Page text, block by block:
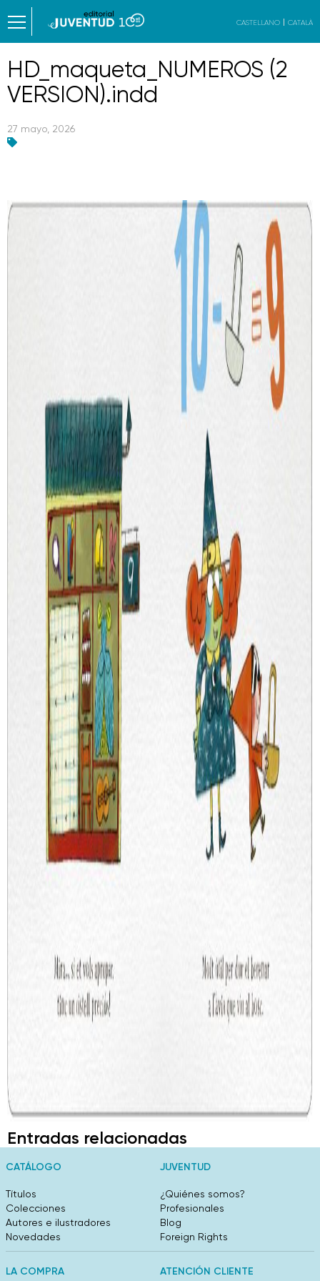
CASTELLANO CATALÀ
HD_maqueta_NUMEROS (2
VERSION).indd
27 mayo, 2026
Entradas relacionadas
CATÁLOGO
Títulos
Colecciones
Autores e ilustradores
Novedades
JUVENTUD
¿Quiénes somos?
Profesionales
Blog
Foreign Rights
LA COMPRA ATENCIÓN CLIENTE